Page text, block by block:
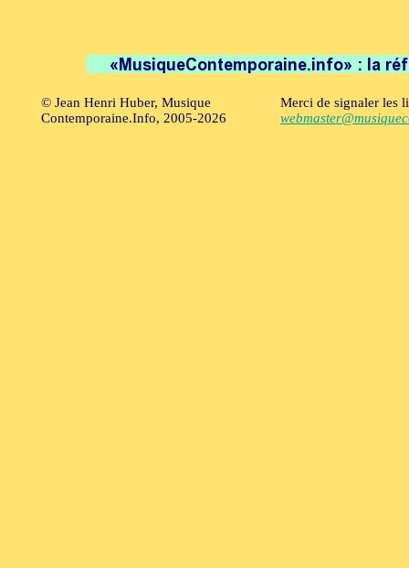
© Jean Henri Huber, Musique
Contemporaine.Info, 2005-2026
Merci de signaler les